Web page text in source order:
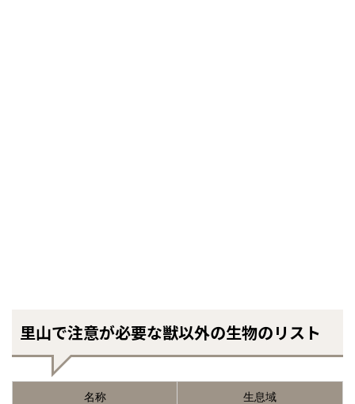
里山で注意が必要な獣以外の生物のリスト
名称 生息域